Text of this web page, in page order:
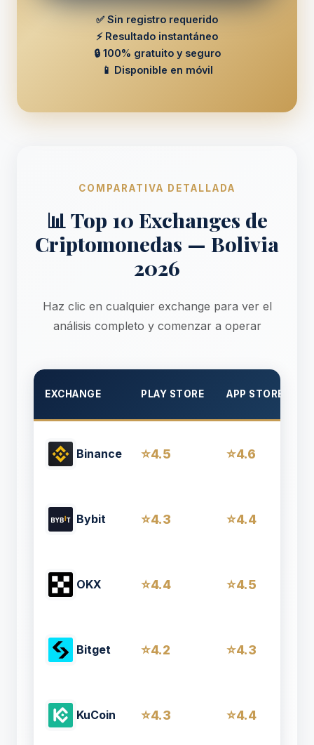
✅ Sin registro requerido
⚡ Resultado instantáneo
🔒 100% gratuito y seguro
📱 Disponible en móvil
COMPARATIVA DETALLADA
📊 Top 10 Exchanges de
Criptomonedas — Bolivia
2026
Haz clic en cualquier exchange para ver el
análisis completo y comenzar a operar
EXCHANGE PLAY STORE APP STORE
Binance 4.5 4.6
Bybit 4.3 4.4
OKX 4.4 4.5
Bitget 4.2 4.3
KuCoin 4.3 4.4